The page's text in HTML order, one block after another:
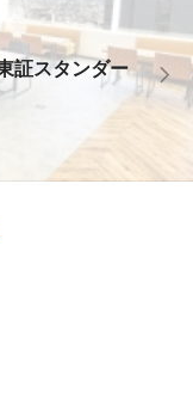
証スタンダー